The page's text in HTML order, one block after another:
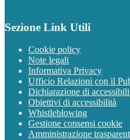
Sezione Link Utili
Cookie policy
Note legali
Informativa Privacy
Ufficio Relazioni con il
Dichiarazione di
Obiettivi di accessibilità
Whistleblowing
Gestione consensi cookie
Amministrazione